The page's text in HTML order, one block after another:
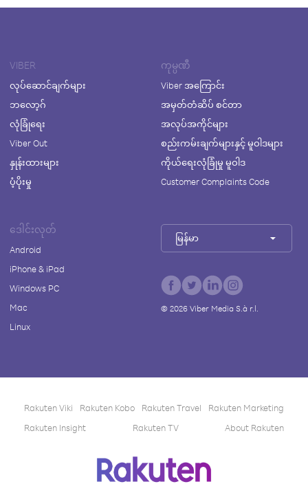
VIBER
လုပ်ဆောင်ချက်များ
ဘလော့ဂ်
လုံခြုံရေး
Viber Out
နှုန်းထားများ
ပံ့ပိုးမှု
ကုမ္ပဏီ
Viber အကြောင်း
အမှတ်တံဆိပ် စင်တာ
အလုပ်အကိုင်များ
စည်းကမ်းချက်များနှင့် မူဝါဒများ
ကိုယ်ရေးလုံခြုံမှု မူဝါဒ
Customer Complaints Code
ဒေါင်းလုတ်
Android
iPhone & iPad
Windows PC
Mac
Linux
မြန်မာ
© 2026Viber Media S.à r.l.
Rakuten Viki Rakuten Kobo Rakuten Travel
Rakuten Marketing
Rakuten Insight
Rakuten TV About Rakuten